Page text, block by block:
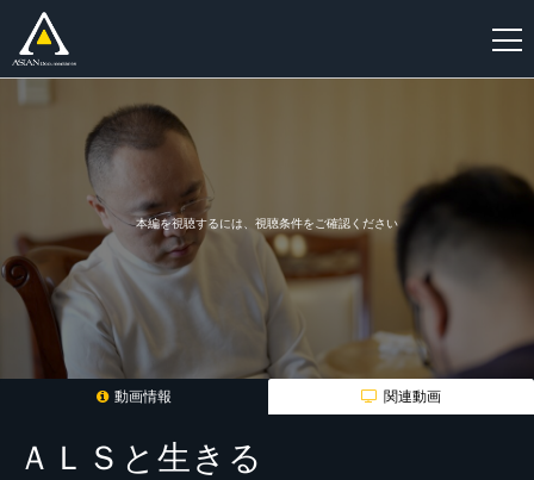
登
録
本編を視聴するには、視聴条件をご確認ください
動画情報 関連動画
ＡＬＳと生きる